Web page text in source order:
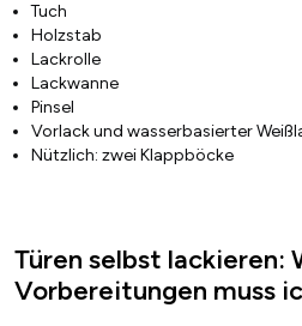
Tuch
Holzstab
Lackrolle
Lackwanne
Pinsel
Vorlack und wasserbasierter
Nützlich: zwei Klappböcke
Türen selbst lackieren:
Vorbereitungen muss